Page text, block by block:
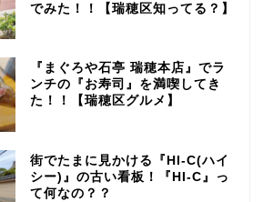
でみた！！【瑞穂区知ってる？】
『まぐろや石亭 瑞穂本店』でラ
ンチの『お寿司』を満喫してき
た！！【瑞穂区グルメ】
街でたまに見かける『HI-C(ハイ
シー)』の古い看板！『HI-C』っ
て何なの？？